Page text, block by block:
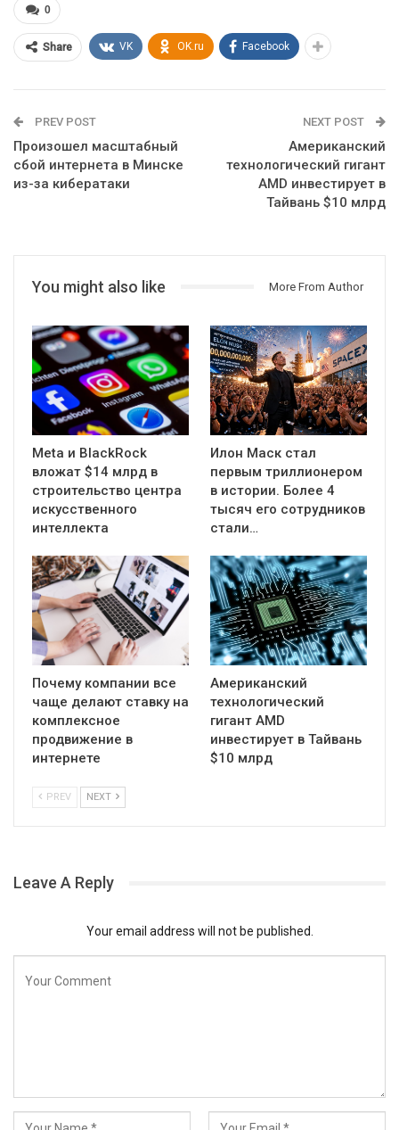
0
Share VK OK.ru Facebook
PREV POST
Произошел масштабный
сбой интернета в Минске
из-за кибератаки
NEXT POST
Американский
технологический гигант
AMD инвестирует в
Тайвань $10 млрд
You might also like More From Author
Meta и BlackRock
вложат $14 млрд в
строительство центра
искусственного
интеллекта
Илон Маск стал
первым триллионером
в истории. Более 4
тысяч его сотрудников
стали…
Почему компании все
чаще делают ставку на
комплексное
продвижение в
интернете
Американский
технологический
гигант AMD
инвестирует в Тайвань
$10 млрд
PREV NEXT
Leave A Reply
Your email address will not be published.